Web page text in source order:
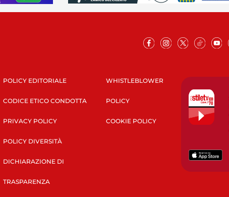
POLICY EDITORIALE
CODICE ETICO CONDOTTA
PRIVACY POLICY
POLICY DIVERSITÀ
DICHIARAZIONE DI
TRASPARENZA
WHISTLEBLOWER
POLICY
COOKIE POLICY